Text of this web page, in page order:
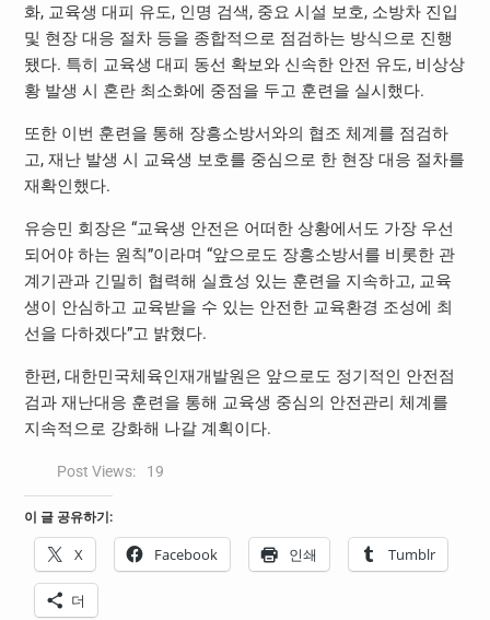
화, 교육생 대피 유도, 인명 검색, 중요 시설 보호, 소방차 진입
및 현장 대응 절차 등을 종합적으로 점검하는 방식으로 진행
됐다. 특히 교육생 대피 동선 확보와 신속한 안전 유도, 비상상
황 발생 시 혼란 최소화에 중점을 두고 훈련을 실시했다.
또한 이번 훈련을 통해 장흥소방서와의 협조 체계를 점검하
고, 재난 발생 시 교육생 보호를 중심으로 한 현장 대응 절차를
재확인했다.
유승민 회장은 “교육생 안전은 어떠한 상황에서도 가장 우선
되어야 하는 원칙”이라며 “앞으로도 장흥소방서를 비롯한 관
계기관과 긴밀히 협력해 실효성 있는 훈련을 지속하고, 교육
생이 안심하고 교육받을 수 있는 안전한 교육환경 조성에 최
선을 다하겠다”고 밝혔다.
한편, 대한민국체육인재개발원은 앞으로도 정기적인 안전점
검과 재난대응 훈련을 통해 교육생 중심의 안전관리 체계를
지속적으로 강화해 나갈 계획이다.
Post Views: 19
이 글 공유하기:
X Facebook 인쇄 Tumblr
더